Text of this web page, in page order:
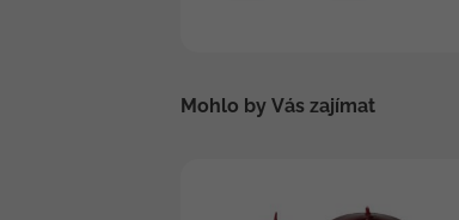
Mohlo by Vás zajímat